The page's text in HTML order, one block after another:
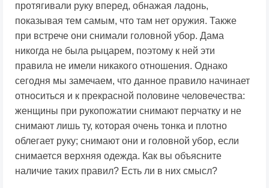
протягивали руку вперед, обнажая ладонь,
показывая тем самым, что там нет оружия. Также
при встрече они снимали головной убор. Дама
никогда не была рыцарем, поэтому к ней эти
правила не имели никакого отношения. Однако
сегодня мы замечаем, что данное правило начинает
относиться и к прекрасной половине человечества:
женщины при рукопожатии снимают перчатку и не
снимают лишь ту, которая очень тонка и плотно
облегает руку; снимают они и головной убор, если
снимается верхняя одежда. Как вы объясните
наличие таких правил? Есть ли в них смысл?